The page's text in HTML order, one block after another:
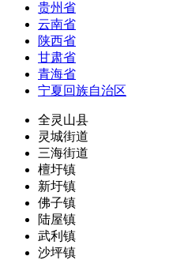
贵州省
云南省
陕西省
甘肃省
青海省
宁夏回族自治区
全灵山县
灵城街道
三海街道
檀圩镇
新圩镇
佛子镇
陆屋镇
武利镇
沙坪镇